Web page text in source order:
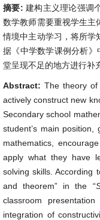
摘要: 建构主义理论强调
数学教师需要重视学生主
情境中主动学习，将所学
据《中学数学课例分析》
堂呈现不足的地方进行补
Abstract: The theory of
actively construct new
Secondary school
student’s main
mathematics,
apply what they have
solving skills. According
and theorem” in the “
classroom
integration of